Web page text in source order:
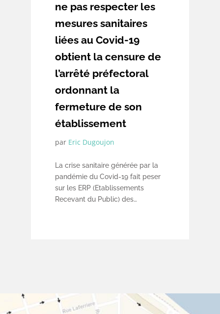
ne pas respecter les
mesures sanitaires
liées au Covid-19
obtient la censure de
l’arrêté préfectoral
ordonnant la
fermeture de son
établissement
par Eric Dugoujon
La crise sanitaire générée par la
pandémie du Covid-19 fait peser
sur les ERP (Etablissements
Recevant du Public) des
sociale, de port du masque de
protection, et surtout de contrôle